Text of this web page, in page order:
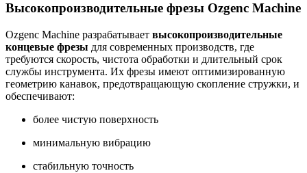
Высокопроизводительные фрезы Ozgenc Machine
Ozgenc Machine разрабатывает высокопроизводительные
концевые фрезы для современных производств, где
требуются скорость, чистота обработки и длительный срок
службы инструмента. Их фрезы имеют оптимизированную
геометрию канавок, предотвращающую скопление стружки, и
обеспечивают:
более чистую поверхность
минимальную вибрацию
стабильную точность